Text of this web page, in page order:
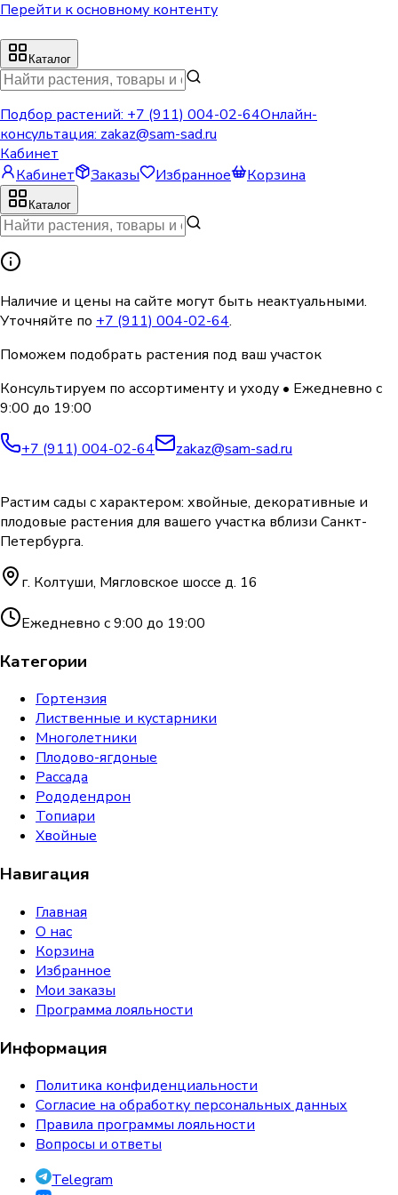
Перейти к основному контенту
Каталог
Подбор растений: +7 (911) 004-02-64Онлайн-
консультация: zakaz@sam-sad.ru
Кабинет
Кабинет
Заказы Избранное Корзина
Каталог
Наличие и цены на сайте могут быть неактуальными.
Уточняйте по +7 (911) 004-02-64.
Поможем подобрать растения под ваш участок
Консультируем по ассортименту и уходу • Ежедневно с
9:00 до 19:00
+7 (911) 004-02-64 zakaz@sam-sad.ru
Растим сады с характером: хвойные, декоративные и
плодовые растения для вашего участка вблизи Санкт-
Петербурга.
г. Колтуши, Мягловское шоссе д. 16
Ежедневно с 9:00 до 19:00
Категории
Гортензия
Лиственные и кустарники
Многолетники
Плодово-ягдоные
Рассада
Рододендрон
Топиари
Хвойные
Навигация
Главная
О нас
Корзина
Избранное
Мои заказы
Программа лояльности
Информация
Политика конфиденциальности
Согласие на обработку персональных данных
Правила программы лояльности
Вопросы и ответы
Telegram